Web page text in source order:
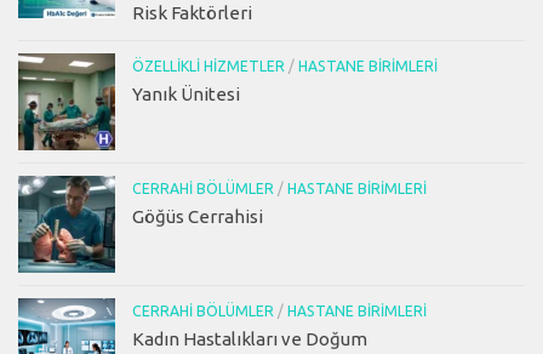
Risk Faktörleri
ÖZELLIKLI HIZMETLER / HASTANE BIRIMLERI
Yanık Ünitesi
CERRAHI BÖLÜMLER / HASTANE BIRIMLERI
Göğüs Cerrahisi
CERRAHI BÖLÜMLER / HASTANE BIRIMLERI
Kadın Hastalıkları ve Doğum